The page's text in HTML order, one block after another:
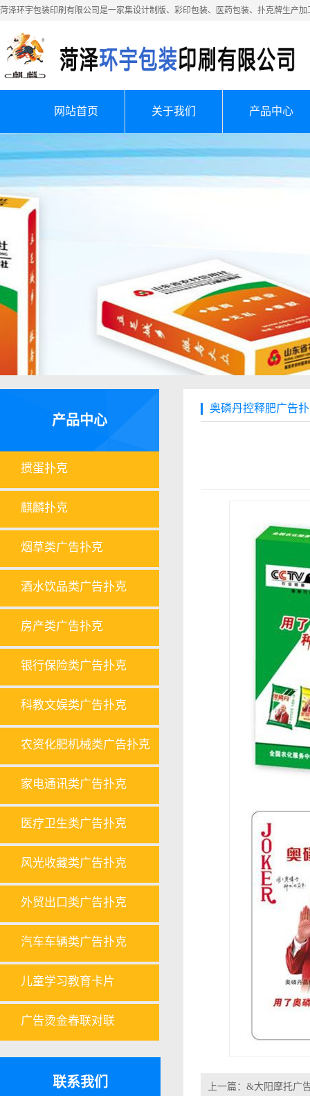
菏泽环宇包装印刷有限公司是一家集设计制版、彩印包装、医药包装、扑克牌生产
网站首页 关于我们 产品中心
产品中心
掼蛋扑克
麒麟扑克
烟草类广告扑克
酒水饮品类广告扑克
房产类广告扑克
银行保险类广告扑克
科教文娱类广告扑克
农资化肥机械类广告扑克
家电通讯类广告扑克
医疗卫生类广告扑克
风光收藏类广告扑克
外贸出口类广告扑克
汽车车辆类广告扑克
儿童学习教育卡片
广告烫金春联对联
联系我们
奥磷丹控释肥广告
上一篇： &大阳摩托广